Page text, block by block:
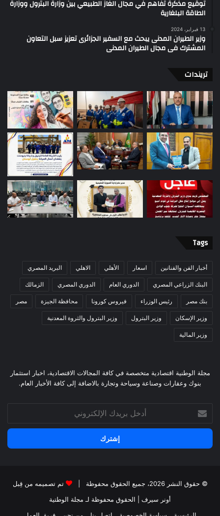
توقيع مذكرة تفاهم في مجال الغاز الطبيعي بين وزارة البترول ووزارة
الطاقة البلغارية
13 فبراير، 2024
وزير الطيران المدنى يبحث مع السفير الجزائرى تعزيز سبل التعاون
المشترك فى مجال الطيران المدنى
تريندات
Tags
أخبار الفن والفنانين اسعار الأهلي الاهلي البريد المصري
البنك الزراعي المصري الدوري العام الدوري المصري الزمالك
بنك مصر رئيس الوزراء فيروس كورونا محافظة الجيزة مصر
وزير الإسكان وزير البترول وزير البترول والثروة المعدنية
وزير المالية
مجلة الوطنية اقتصادية متخصصة في كافة المجالات الاقتصادية، اخبار استثمار
بنوك وعقارات وصناعة وسياحة وتجارة بالاضافة إلى كافة الأخبار العام.
بريدك
الإلكتروني
© حقوق النشر 2026، جميع الحقوق محفوظة |
تم تصميمه من قِبل
أونر سيرف | الحقوق محفوظة لـ مجلة الوطتية